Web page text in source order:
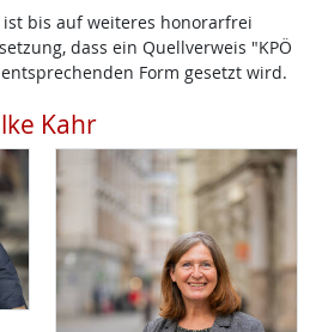
ist bis auf weiteres honorarfrei
dass ein Quellverweis "KPÖ
Form gesetzt wird.
Kahr